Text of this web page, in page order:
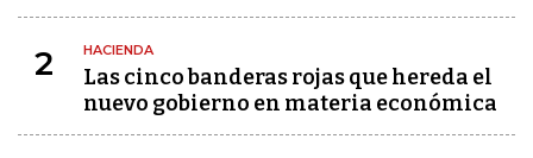
2 HACIENDA
Las cinco banderas rojas que hereda el
nuevo gobierno en materia económica